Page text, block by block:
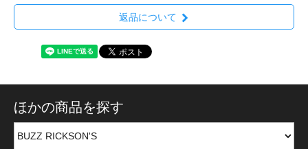
返品について
ほかの商品を探す